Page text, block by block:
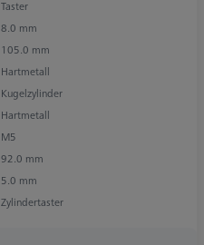
Taster
8.0 mm
105.0 mm
Hartmetall
Kugelzylinder
Hartmetall
M5
92.0 mm
5.0 mm
Zylindertaster